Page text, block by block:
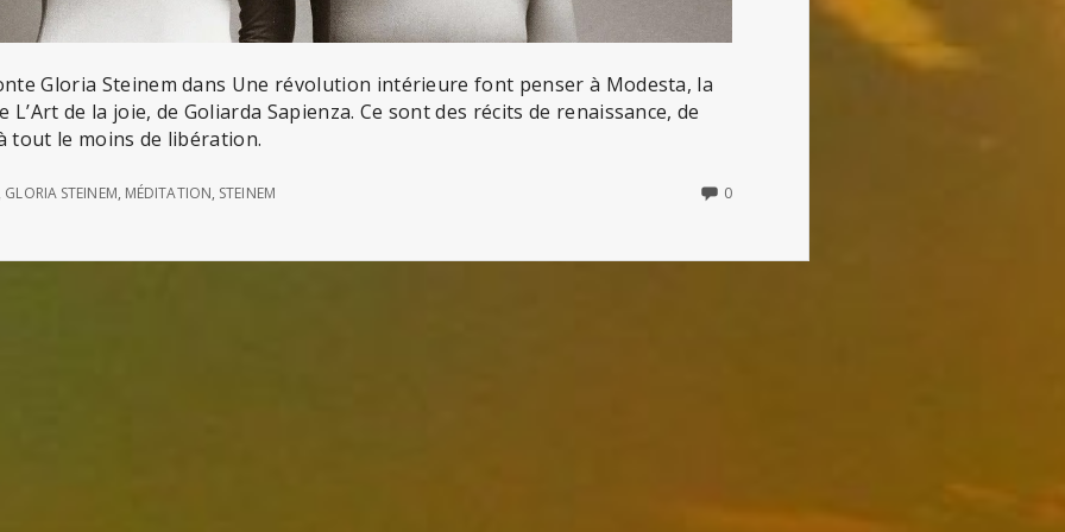
Gloria Steinem dans Une révolution intérieure font penser à Modesta, la
de la joie, de Goliarda Sapienza. Ce sont des récits de renaissance, de
tout le moins de libération.
GLORIA STEINEM, MÉDITATION, STEINEM 0NO